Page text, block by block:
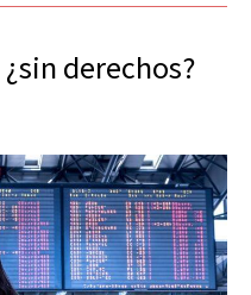
derechos?